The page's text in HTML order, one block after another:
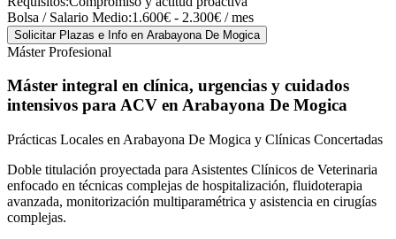
Bolsa / Salario Medio:1.600€ - 2.300€ / mes
Solicitar Plazas e Info en Arabayona De Mogica
Máster Profesional
Máster integral en clínica, urgencias y cuidados
intensivos para ACV en Arabayona De Mogica
Prácticas Locales en Arabayona De Mogica y Clínicas Concertadas
Doble titulación proyectada para Asistentes Clínicos de Veterinaria
enfocado en técnicas complejas de hospitalización, fluidoterapia
avanzada, monitorización multiparamétrica y asistencia en cirugías
complejas.